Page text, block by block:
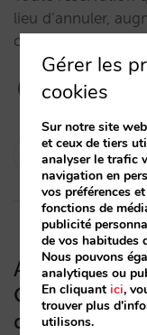
lieu d’annuler,
convertisse un
Rocío
31/03/2020
Analyse de
Google et
directe
Gérer les
cookies
Sur notre site
et ceux de tiers
analyser le trafic
navigation en
vos préférences
fonctions de
publicité
de vos habitudes
Nous pouvons
analytiques ou
En cliquantici,
trouver plus
utilisons.